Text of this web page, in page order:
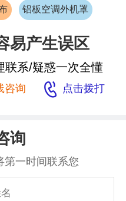
铝板空调外机罩
易产生误区
联系/疑惑一次全懂
咨询  点击拨打
询
第一时间联系您